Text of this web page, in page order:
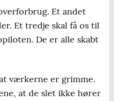
Et andet
Et tredje skal få os til
De er alle skabt
værkerne er grimme.
at de slet ikke hører